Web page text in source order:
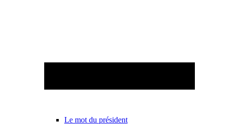
Le mot du président